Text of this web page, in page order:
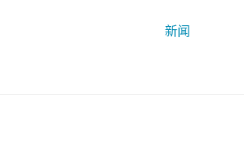
新闻